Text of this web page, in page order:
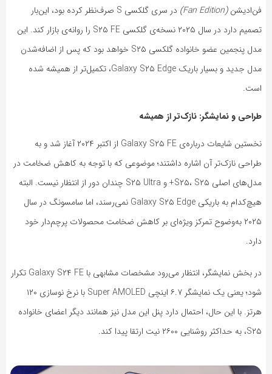
فن‌ادیشن(Fan Edition)
در سری گلکسی S صرف‌نظر کرده بود، این‌بار
تصمیم دارد در سال ۲۰۲۵ نسخه‌ی گلکسی S۲۵ FE را روانه‌ی بازار کند. این
مدل پنجمین عضو خانواده گلکسی S۲۵ خواهد بود که پس از اضافه‌شدن
مدل جدید و بسیار باریک Galaxy S۲۵ Edge، تکمیل‌تر از همیشه شده
است.
طراحی و نمایشگر: نازک‌تر از همیشه
نخستین شایعات درباره‌ی Galaxy S۲۵ FE از اکتبر ۲۰۲۴ آغاز شد و به
طراحی نازک‌تر آن اشاره داشتند؛ موضوعی که با توجه به کاهش ضخامت در
مدل‌های اصلی S۲۵، S۲۵+ و S۲۵ Ultra چندان دور از انتظار نیست. البته
هیچ‌کدام به باریکی Galaxy S۲۵ Edge نمی‌رسند، اما سامسونگ در سال
۲۰۲۵ به‌وضوح تمرکز ویژه‌ای بر کاهش ضخامت محصولات پرچم‌دار خود
دارد.
در بخش نمایشگر، انتظار می‌رود مشخصات مشابهی با Galaxy S۲۴ FE تکرار
شود؛ یعنی یک نمایشگر ۶.۷ اینچی Super AMOLED با نرخ نوسازی ۱۲۰
هرتز. با این حال، احتمال دارد پنل این مدل نیز همانند دیگر اعضای خانواده
S۲۵، به حداکثر روشنایی ۲۶۰۰ نیت ارتقا پیدا کند.